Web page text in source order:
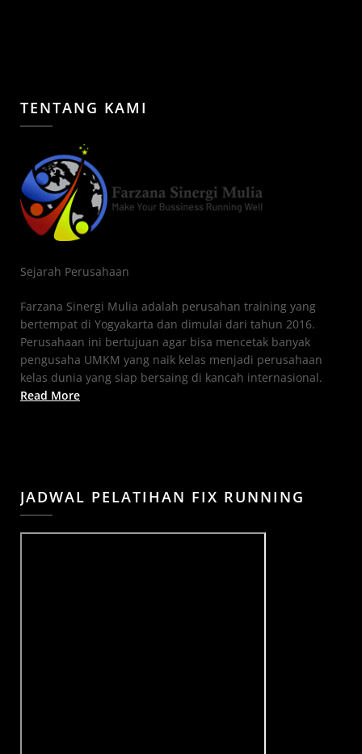
TENTANG KAMI
Sejarah Perusahaan
Farzana Sinergi Mulia adalah perusahan training yang
bertempat di Yogyakarta dan dimulai dari tahun 2016.
Perusahaan ini bertujuan agar bisa mencetak banyak
pengusaha UMKM yang naik kelas menjadi perusahaan
kelas dunia yang siap bersaing di kancah internasional.
Read More
JADWAL PELATIHAN FIX RUNNING